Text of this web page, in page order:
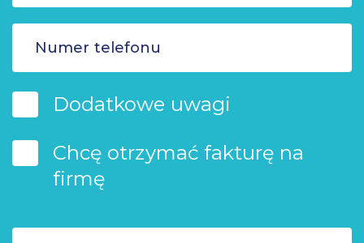
Dodatkowe uwagi
Chcę otrzymać fakturę na
firmę